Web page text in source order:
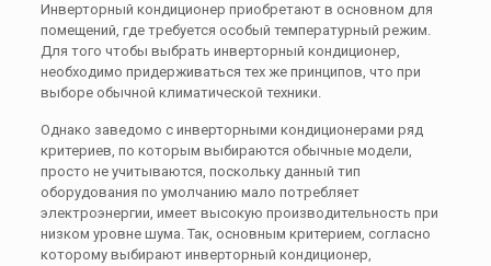
Инверторный кондиционер приобретают в основном для
помещений, где требуется особый температурный режим.
Для того чтобы выбрать инверторный кондиционер,
необходимо придерживаться тех же принципов, что при
выборе обычной климатической техники.
Однако заведомо с инверторными кондиционерами ряд
критериев, по которым выбираются обычные модели,
просто не учитываются, поскольку данный тип
оборудования по умолчанию мало потребляет
электроэнергии, имеет высокую производительность при
низком уровне шума. Так, основным критерием, согласно
которому выбирают инверторный кондиционер,